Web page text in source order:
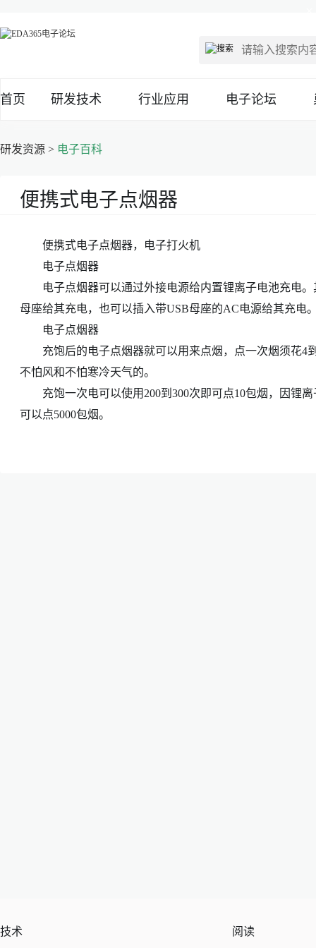
首页 研发技术 行业应用 电子论坛
研发资源 > 电子百科
便携式电子点烟器
便携式电子点烟器，电子打火机
电子点烟器
电子点烟器可以通过外接电源给内置锂离子电池充电。
母座给其充电，也可以插入带USB母座的AC电源给其充电
电子点烟器
充饱后的电子点烟器就可以用来点烟，点一次烟须花4
不怕风和不怕寒冷天气的。
充饱一次电可以使用200到300次即可点10包烟，因锂离
可以点5000包烟。
技术 阅读